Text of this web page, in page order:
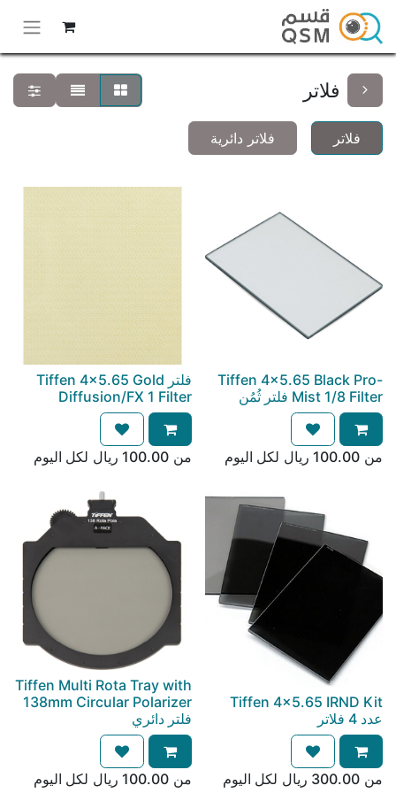
فلاتر
فلاتر فلاتر دائرية
Tiffen 4x5.65 Black Pro-
Mist 1/8 Filter فلتر ثُمُن
من 100.00 ريال لكل اليوم
فلتر Tiffen 4x5.65 Gold
Diffusion/FX 1 Filter
من 100.00 ريال لكل اليوم
Tiffen 4x5.65 IRND Kit
عدد 4 فلاتر
من 300.00 ريال لكل اليوم
Tiffen Multi Rota Tray with
138mm Circular Polarizer
فلتر دائري
من 100.00 ريال لكل اليوم